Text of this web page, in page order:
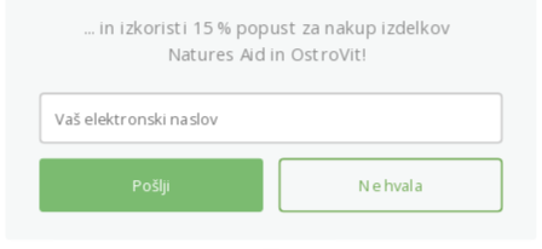
Ta rastlina se pogosto uporablja v kuhinji,
tradicionalno pa se uporablja tudi pri pripravi
curryjevega prahu, kislega zelja in past. Posušeni
listi imajo močan vonj in so precej grenki. Zanimanje
za prehranska dopolnila iz grškega sena se je
resnično začelo leta 2015, ko je bilo objavljenih več
strokovnih člankov in raziskav.
... in izkoristi 15 % popust za nakup izdelkov
Natures Aid in OstroVit!
Pošlji Ne hvala